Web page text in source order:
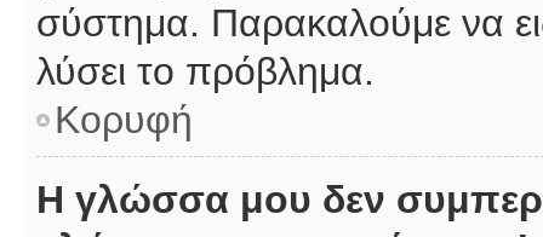
σύστημα. Παρακαλούμε να
λύσει το πρόβλημα.
Κορυφή
Η γλώσσα μου δεν